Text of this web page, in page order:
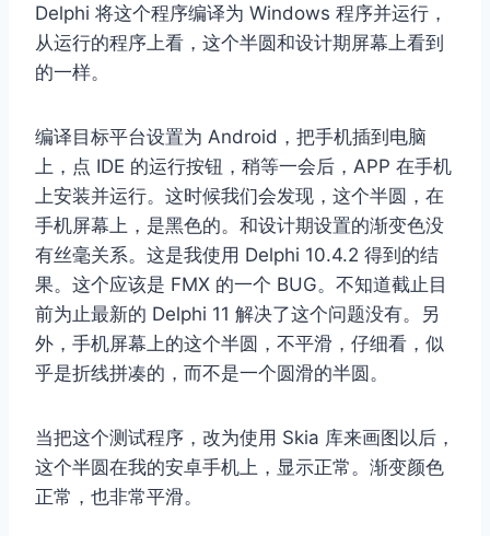
Delphi 将这个程序编译为 Windows 程序并运行，
从运行的程序上看，这个半圆和设计期屏幕上看到
的一样。
编译目标平台设置为 Android，把手机插到电脑
上，点 IDE 的运行按钮，稍等一会后，APP 在手机
上安装并运行。这时候我们会发现，这个半圆，在
手机屏幕上，是黑色的。和设计期设置的渐变色没
有丝毫关系。这是我使用 Delphi 10.4.2 得到的结
果。这个应该是 FMX 的一个 BUG。不知道截止目
前为止最新的 Delphi 11 解决了这个问题没有。另
外，手机屏幕上的这个半圆，不平滑，仔细看，似
乎是折线拼凑的，而不是一个圆滑的半圆。
当把这个测试程序，改为使用 Skia 库来画图以后，
这个半圆在我的安卓手机上，显示正常。渐变颜色
正常，也非常平滑。